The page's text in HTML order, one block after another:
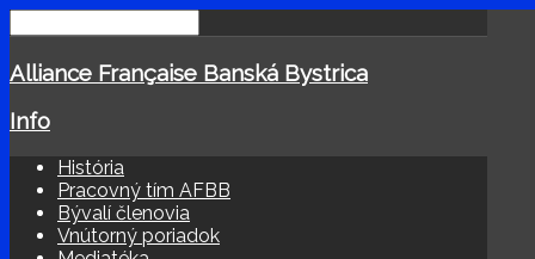
Alliance Française Banská Bystrica
Info
História
Pracovný tím AFBB
Bývalí členovia
Vnútorný poriadok